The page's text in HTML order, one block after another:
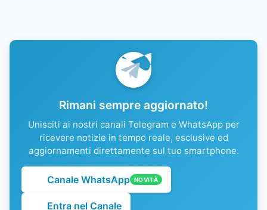
Rimani sempre aggiornato!
Unisciti ai nostri canali Telegram e WhatsApp per
ricevere notizie in tempo reale, esclusive ed
aggiornamenti direttamente sul tuo smartphone.
Canale WhatsApp NOVITÀ
Entra nel Canale